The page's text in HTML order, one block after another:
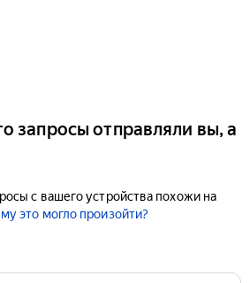
запросы отправляли вы, а
с вашего устройства похожи на
это могло произойти?